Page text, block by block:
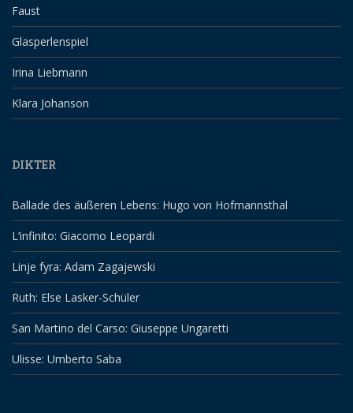
Faust
Glasperlenspiel
Irina Liebmann
Klara Johanson
DIKTER
Ballade des äußeren Lebens: Hugo von Hofmannsthal
L’infinito: Giacomo Leopardi
Linje fyra: Adam Zagajewski
Ruth: Else Lasker-Schüler
San Martino del Carso: Giuseppe Ungaretti
Ulisse: Umberto Saba